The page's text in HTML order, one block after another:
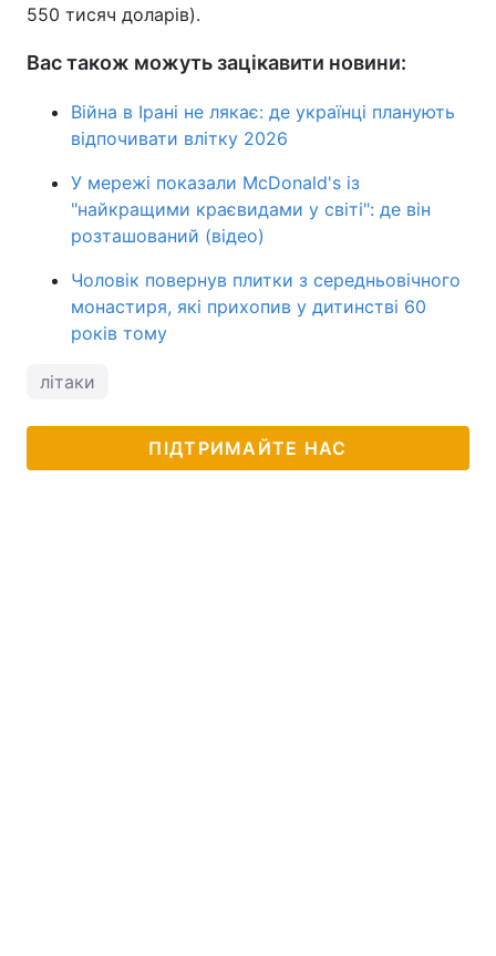
550 тисяч доларів).
Вас також можуть зацікавити новини:
Війна в Ірані не лякає: де українці планують
відпочивати влітку 2026
У мережі показали McDonald's із
"найкращими краєвидами у світі": де він
розташований (відео)
Чоловік повернув плитки з середньовічного
монастиря, які прихопив у дитинстві 60
років тому
літаки
ПІДТРИМАЙТЕ НАС